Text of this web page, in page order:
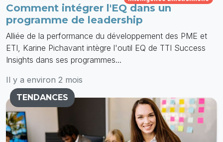
Comment intégrer l'EQ dans un
programme de leadership
Alliée de la performance du développement des PME et
ETI, Karine Pichavant intègre l'outil EQ de TTI Success
Insights dans ses programmes...
Il y a environ 2 mois
TENDANCES